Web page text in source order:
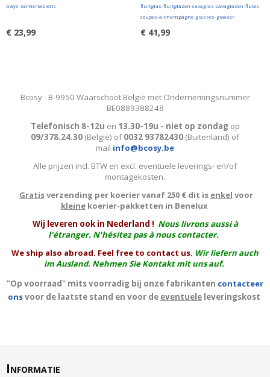
trays-Serviertabletts
€ 23,99
fluitglas-fluitglazen-cavaglas-cavaglazen-flutes-
coupes-à-champagne-glasses-glaeser
€ 41,99
Bcosy - B-9950 Waarschoot België met Ondernemingsnummer
BE0889388248
Telefonisch 8-12u en 13.30-19u - niet op zondag op
09/378.24.30 (België) of0032 93782430 (Buitenland) of
mail info@bcosy.be
Alle prijzen incl. BTW en excl. eventuele leverings- en/of
montagekosten.
Gratisverzending per koerier vanaf 250 € dit is enkel voor
kleinekoerier-pakketten in Benelux
Wij leveren ook in Nederland ! Nous livrons aussi à
l'étranger. N'hésitez pas à nous contacter.
We ship also abroad. Feel free to contact us. Wir liefern auch
im Ausland. Nehmen Sie Kontakt mit uns auf.
"Op voorraad" mits voorradig bij onze fabrikanten contacteer
onsvoor de laatste stand en voor de eventueleleveringskost
Informatie